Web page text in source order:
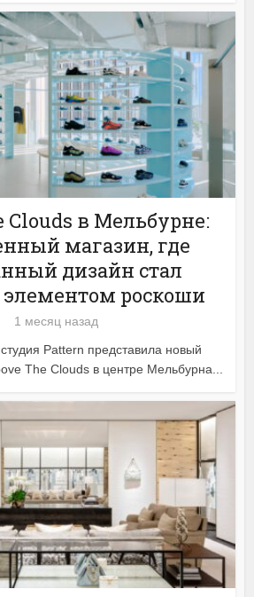
Clouds в Мельбурне:
магазин, где
дизайн стал
роскоши
1 месяц назад
Pattern представила новый
The Clouds в центре Мельбурна...